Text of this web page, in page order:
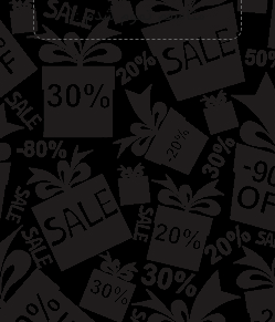
متاسفم تموم شدم :(